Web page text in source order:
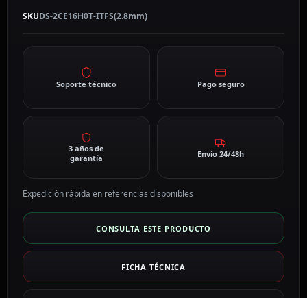
SKUDS-2CE16H0T-ITFS(2.8mm)
Soporte técnico Pago seguro
3 años de
garantía
Envío 24/48h
Expedición rápida en referencias disponibles
CONSULTA ESTE PRODUCTO
FICHA TÉCNICA